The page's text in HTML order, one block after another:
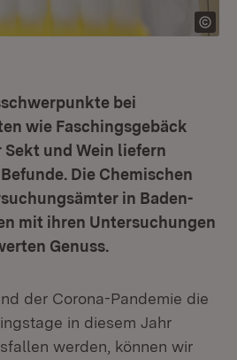
bei
wie Faschingsgebäck
und Wein liefern
Die Chemischen
in Baden-
mit ihren Untersuchungen
Genuss.
der Corona-Pandemie die
in diesem Jahr
werden, können wir